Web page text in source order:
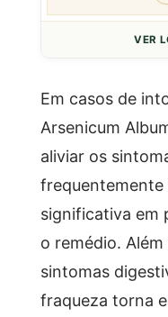
VER
Em casos de
Arsenicum
aliviar os
frequentemente
significativa em
o remédio.
sintomas
fraqueza torna